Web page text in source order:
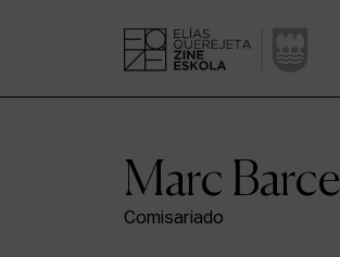
Marc
Comisariado